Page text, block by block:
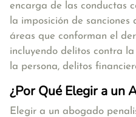
encarga de las conductas
la imposición de sanciones
áreas que conforman el
incluyendo delitos contra
la persona, delitos
¿Por Qué Elegir a un
Elegir a un abogado